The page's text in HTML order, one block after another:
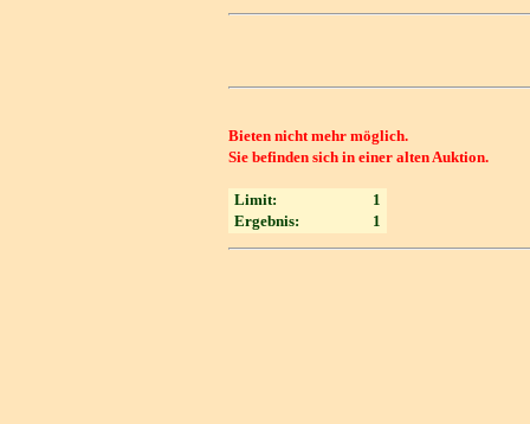
Bieten nicht mehr möglich.
Sie befinden sich in einer alten Auktion.
Limit:
1
Ergebnis:
1